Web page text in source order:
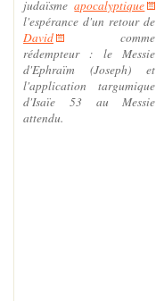
judaïsmeapocalyptique
l'espérance d'un retour de
David
comme
rédempteur : le Messie
d'Ephraïm (Joseph) et
l'application targumique
d'Isaïe 53 au Messie
attendu.